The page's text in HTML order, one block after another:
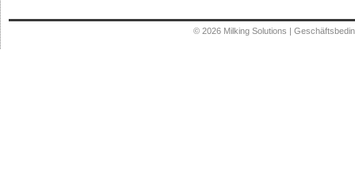
© 2026 Milking Solutions |